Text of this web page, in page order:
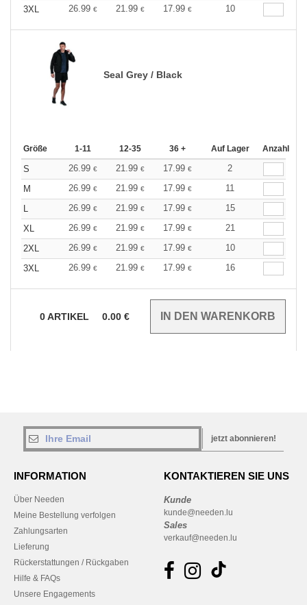
3XL
26.99 € 21.99 € 17.99 € 10
Seal Grey / Black
Größe 1-11 12-35 36 + Auf Lager Anzahl
S 26.99 € 21.99 € 17.99 €
2
M
26.99 € 21.99 € 17.99 €
11
L
26.99 € 21.99 € 17.99 €
15
XL
26.99 € 21.99 € 17.99 €
21
2XL
26.99 € 21.99 € 17.99 €
10
3XL
26.99 € 21.99 € 17.99 € 16
0ARTIKEL 0.00 €
jetzt abonnieren!
INFORMATION
Über Needen
Meine Bestellung verfolgen
Zahlungsarten
Lieferung
Rückerstattungen / Rückgaben
Hilfe & FAQs
Unsere Engagements
KONTAKTIEREN SIE UNS
Kunde
kunde@needen.lu
Sales
verkauf@needen.lu